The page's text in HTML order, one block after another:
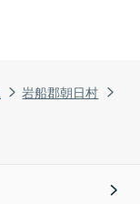
岩船郡朝日村